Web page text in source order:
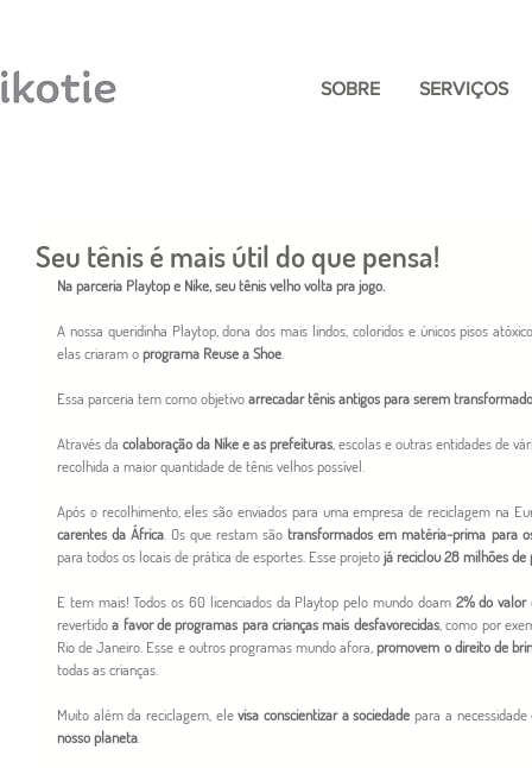
SOBRE SERVIÇOS
Seu tênis é mais útil do que pensa!
Na parceria Playtop e Nike, seu tênis velho volta pra jogo.
A nossa queridinha Playtop, dona dos mais lindos, coloridos e únicos pisos
elas criaram o programa Reuse a Shoe
Essa parceria tem como objetivo arrecadar tênis antigos para serem
Através da colaboração da Nike e as prefeituras , escolas e outras entidades de
recolhida a maior quantidade de tênis velhos possível.
Após o recolhimento, eles são enviados para uma empresa de reciclagem na
carentes da África . Os que restam são transformados em matéria-prima para
para todos os locais de prática de esportes. Esse projeto já reciclou 28 milhões de
E tem mais! Todos os 60 licenciados da Playtop pelo mundo doam 2% do valor
revertido a favor de programas para crianças mais desfavorecidas, como por
Rio de Janeiro. Esse e outros programas mundo afora, promovem o direito de
todas as crianças.
Muito além da reciclagem, ele visa conscientizar a sociedade para a
nosso planeta